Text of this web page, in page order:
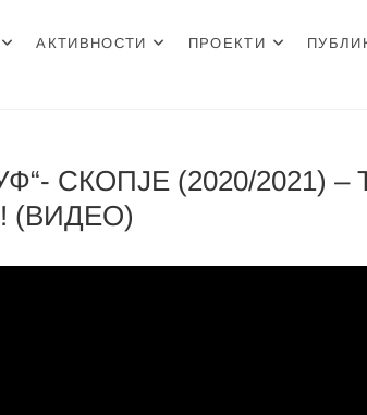
АКТИВНОСТИ ПРОЕКТИ
СКОПЈЕ (2020/2021) –
(ВИДЕО)